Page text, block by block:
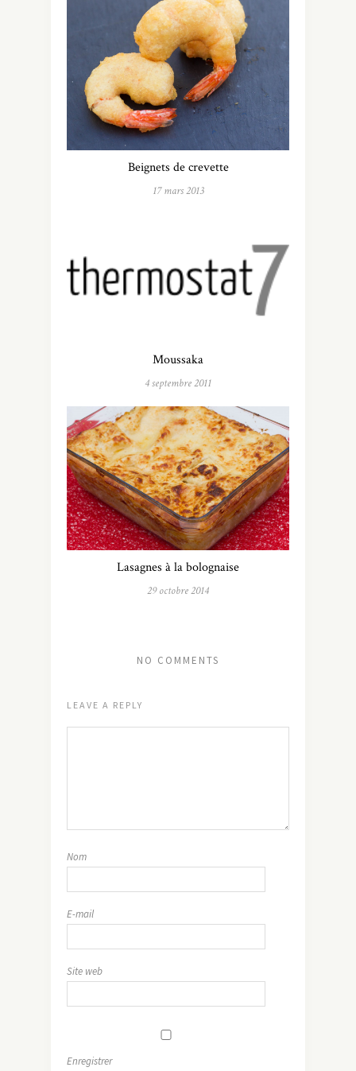
Beignets de crevette
17 mars 2013
Moussaka
4 septembre 2011
Lasagnes à la bolognaise
29 octobre 2014
NO COMMENTS
LEAVE A REPLY
Nom
E-mail
Site web
Enregistrer